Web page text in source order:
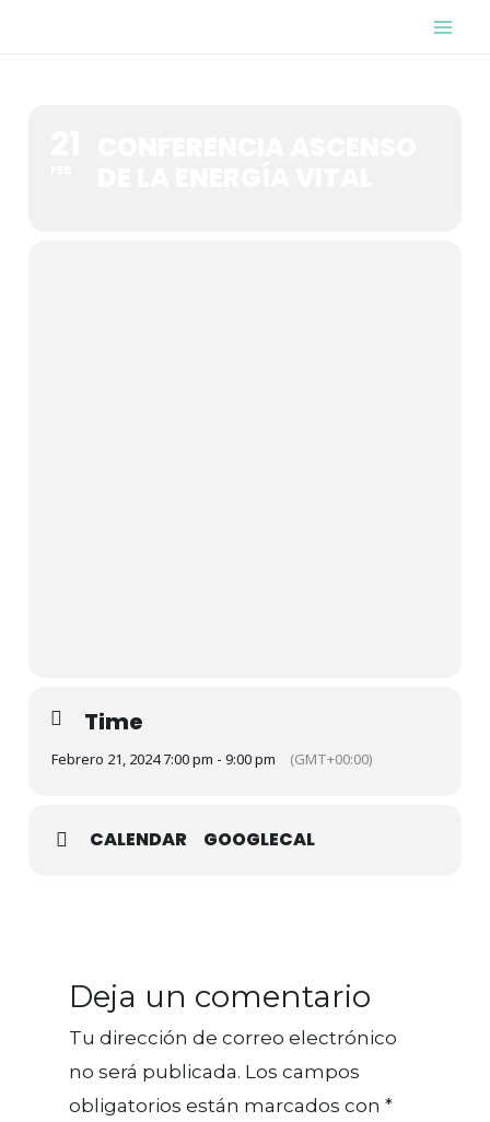
Time
Febrero 21, 2024 7:00 pm - 9:00 pm (GMT+00:00)
CALENDAR GOOGLECAL
Deja un comentario
Tu dirección de correo electrónico
no será publicada. Los campos
obligatorios están marcados con *